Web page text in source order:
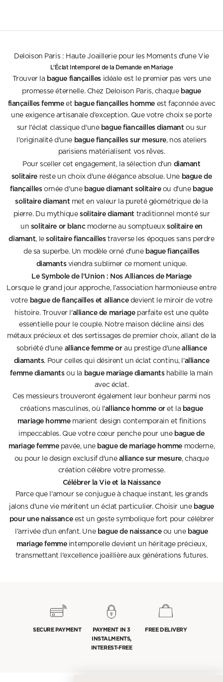
Deloison Paris : Haute Joaillerie pour les Moments d'une Vie
L'Éclat Intemporel de la Demande en Mariage
Trouver la bague fiançaillesidéale est le premier pas vers une
promesse éternelle. Chez Deloison Paris, chaque bague
fiançailles femmeet bague fiançailles homme est façonnée avec
une exigence artisanale d'exception. Que votre choix se porte
sur l'éclat classique d'une bague fiancailles diamant ou sur
l'originalité d'une bague fiançailles sur mesure, nos ateliers
parisiens matérialisent vos rêves.
Pour sceller cet engagement, la sélection d'un diamant
solitaire reste un choix d'une élégance absolue. Une bague de
fiançaillesornée d'une bague diamant solitaireou d'une bague
solitaire diamant met en valeur la pureté géométrique de la
pierre. Du mythiquesolitaire diamant traditionnel monté sur
un solitaire or blancmoderne au somptueux solitaire en
diamant, lesolitaire fiancaillestraverse les époques sans perdre
de sa superbe. Un modèle orné d'une bague fiançailles
diamantsviendra sublimer ce moment unique.
Le Symbole de l'Union : Nos Alliances de Mariage
Lorsque le grand jour approche, l'association harmonieuse entre
votre bague de fiançailles et alliancedevient le miroir de votre
histoire. Trouver l'alliance de mariageparfaite est une quête
essentielle pour le couple. Notre maison décline ainsi des
métaux précieux et des sertissages de premier choix, allant de la
sobriété d'une alliance femme orau prestige d'unealliance
diamants. Pour celles qui désirent un éclat continu, l'alliance
femme diamantsou la bague mariage diamantshabille la main
avec éclat.
Ces messieurs trouveront également leur bonheur parmi nos
créations masculines, où l'alliance homme oret la bague
mariage hommemarient design contemporain et finitions
impeccables. Que votre cœur penche pour une bague de
mariage femmepavée, une bague de mariage homme moderne,
ou pour le design exclusif d'une alliance sur mesure, chaque
création célèbre votre promesse.
Célébrer la Vie et la Naissance
Parce que l'amour se conjugue à chaque instant, les grands
jalons d'une vie méritent un éclat particulier. Choisir une bague
pour une naissanceest un geste symbolique fort pour célébrer
l'arrivée d'un enfant. Une bague de naissanceou une bague
mariage femmeintemporelle devient un héritage précieux,
transmettant l'excellence joaillière aux générations futures.
SECURE PAYMENT
PAYMENT IN 3
INSTALMENTS,
INTEREST-FREE
FREE DELIVERY